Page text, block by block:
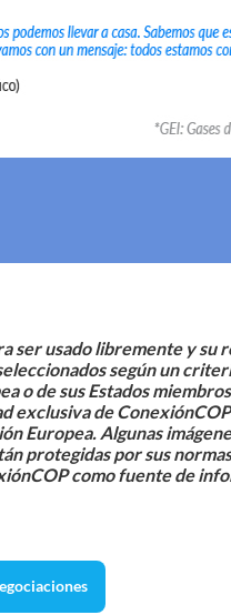
ser usado libremente y su
según un
o de sus Estados
exclusiva de
Europea. Algunas
protegidas por sus
como fuente de